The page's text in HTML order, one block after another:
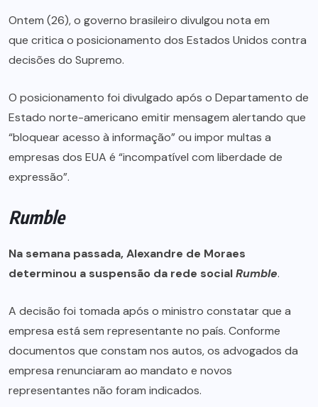
Ontem (26), o governo brasileiro divulgou nota em
que critica o posicionamento dos Estados Unidos contra
decisões do Supremo.
O posicionamento foi divulgado após o Departamento de
Estado norte-americano emitir mensagem alertando que
“bloquear acesso à informação” ou impor multas a
empresas dos EUA é “incompatível com liberdade de
expressão”.
Rumble
Na semana passada, Alexandre de Moraes
determinou a suspensão da rede socialRumble.
A decisão foi tomada após o ministro constatar que a
empresa está sem representante no país. Conforme
documentos que constam nos autos, os advogados da
empresa renunciaram ao mandato e novos
representantes não foram indicados.